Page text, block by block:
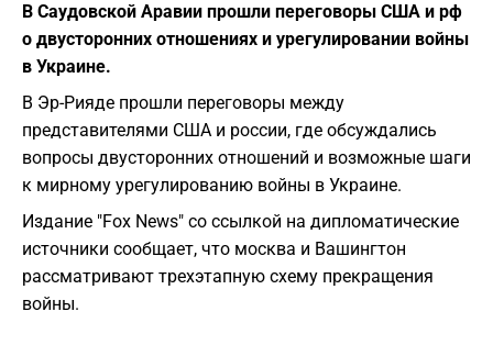
В Саудовской Аравии прошли переговоры США и рф
о двусторонних отношениях и урегулировании войны
в Украине.
В Эр-Рияде прошли переговоры между
представителями США и россии, где обсуждались
вопросы двусторонних отношений и возможные шаги
к мирному урегулированию войны в Украине.
Издание "Fox News" со ссылкой на дипломатические
источники сообщает, что москва и Вашингтон
рассматривают трехэтапную схему прекращения
войны.